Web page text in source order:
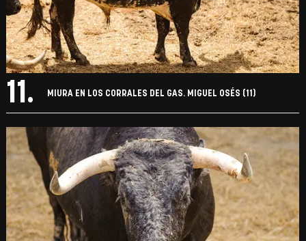
11. MIURA EN LOS CORRALES DEL GAS. MIGUEL OSÉS (11)